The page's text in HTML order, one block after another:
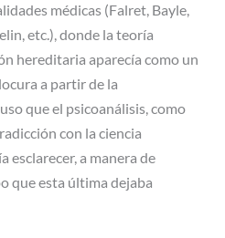
médicas (Falret, Bayle,
etc.), donde la teoría
hereditaria aparecía como un
a partir de la
que el psicoanálisis, como
con la ciencia
esclarecer, a manera de
que esta última dejaba